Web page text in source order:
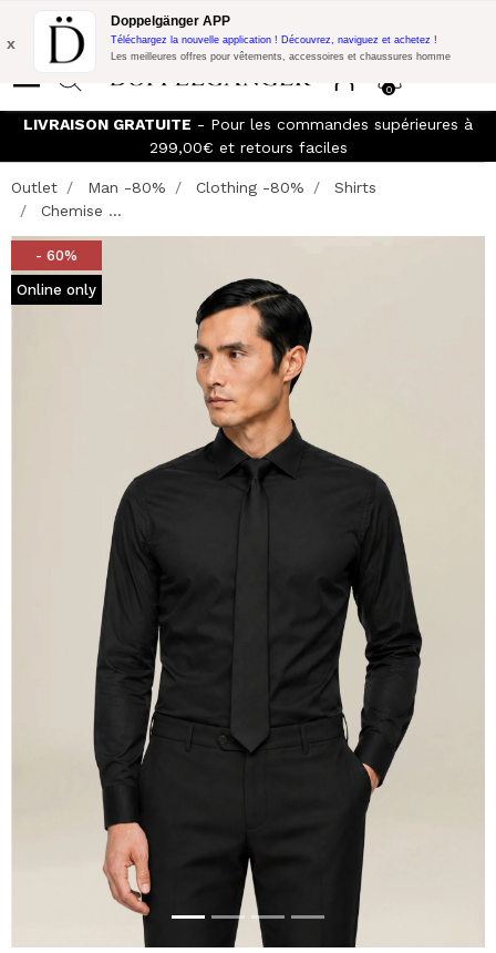
Promo Flash: 10% de réduction supplémentaire sur 300€ d'achat
avec le code:
0
x
Doppelgänger APP
Téléchargez la nouvelle application ! Découvrez, naviguez et achetez !
Les meilleures offres pour vêtements, accessoires et chaussures homme
LIVRAISON GRATUITE - Pour les commandes supérieures à
299,00€ et retours faciles
Outlet Man -80% Clothing -80%
Shirts
Chemise ...
- 60%
Online only